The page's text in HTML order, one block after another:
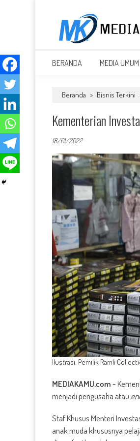
BERANDA MEDIA UMUM
Beranda > Bisnis Terkini
Kementerian
18/01/2022
Ilustrasi. Pemilik Ramli
MEDIAKAMU.com-
menjadi pengusaha atau
Staf Khusus Menteri
anak muda khususnya